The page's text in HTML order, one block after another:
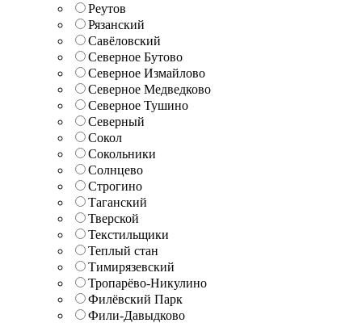
Реутов
Рязанский
Савёловский
Северное Бутово
Северное Измайлово
Северное Медведково
Северное Тушино
Северный
Сокол
Сокольники
Солнцево
Строгино
Таганский
Тверской
Текстильщики
Теплый стан
Тимирязевский
Тропарёво-Никулино
Филёвский Парк
Фили-Давыдково